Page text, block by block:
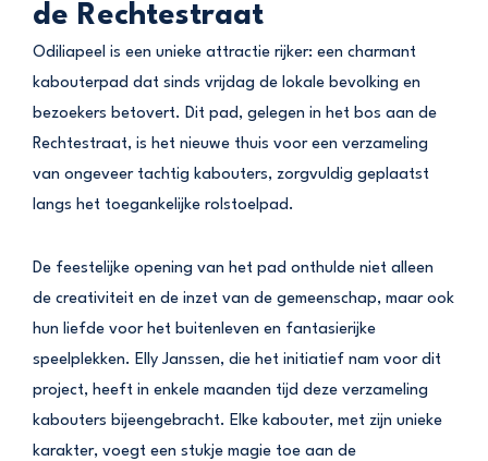
de Rechtestraat
Odiliapeel is een unieke attractie rijker: een charmant
kabouterpad dat sinds vrijdag de lokale bevolking en
bezoekers betovert. Dit pad, gelegen in het bos aan de
Rechtestraat, is het nieuwe thuis voor een verzameling
van ongeveer tachtig kabouters, zorgvuldig geplaatst
langs het toegankelijke rolstoelpad.
De feestelijke opening van het pad onthulde niet alleen
de creativiteit en de inzet van de gemeenschap, maar ook
hun liefde voor het buitenleven en fantasierijke
speelplekken. Elly Janssen, die het initiatief nam voor dit
project, heeft in enkele maanden tijd deze verzameling
kabouters bijeengebracht. Elke kabouter, met zijn unieke
karakter, voegt een stukje magie toe aan de